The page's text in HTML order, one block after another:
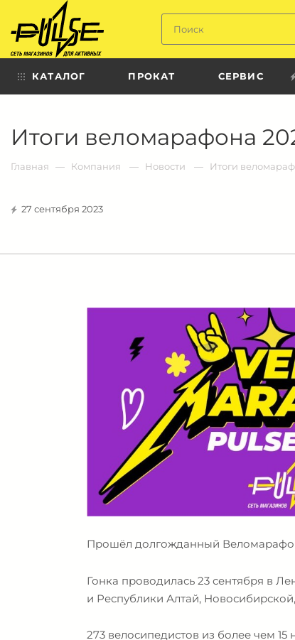
КАТАЛОГ ПРОКАТ СЕРВИС
Итоги веломарафона
пульс:
сеть
для
Главная Компания Новости Итоги
27 сентября 2023
Прошёл долгожданный Веломарафон
Гонка проводилась 23 сентября в
и Республики Алтай,
273 велосипедистов из более чем